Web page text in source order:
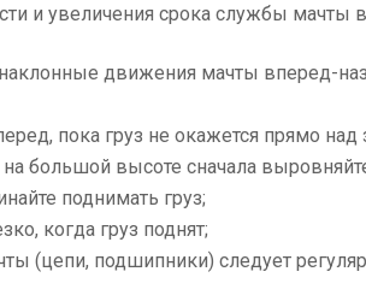
и увеличения срока службы мачты
движения мачты вперед-
пока груз не окажется прямо над
на большой высоте сначала
поднимать груз;
когда груз поднят;
(цепи, подшипники) следует